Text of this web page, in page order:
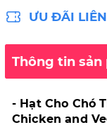
ƯU ĐÃI
Thông tin sản
- Hạt Cho Chó
Chicken and